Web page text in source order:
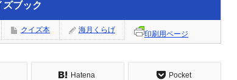
ブック
クイズ本 海月くらげ 印刷用ページ
Hatena Pocket